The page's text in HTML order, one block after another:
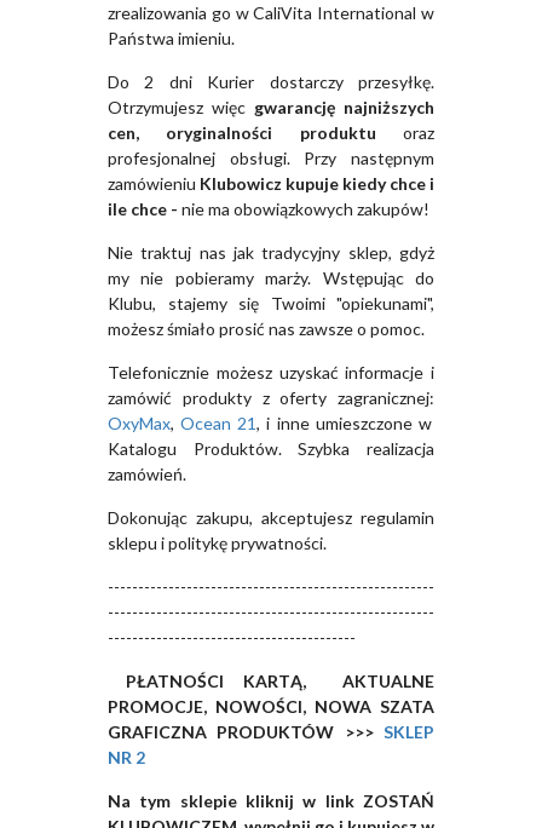
zrealizowania go w CaliVita International w
Państwa imieniu.
Do 2 dni Kurier dostarczy przesyłkę.
Otrzymujesz więc gwarancję najniższych
cen, oryginalności produktu oraz
profesjonalnej obsługi. Przy następnym
zamówieniu Klubowicz kupuje kiedy chce i
ile chce - nie ma obowiązkowych zakupów!
Nie traktuj nas jak tradycyjny sklep, gdyż
my nie pobieramy marży. Wstępując do
Klubu, stajemy się Twoimi "opiekunami",
możesz śmiało prosić nas zawsze o pomoc.
Telefonicznie możesz uzyskać informacje i
zamówić produkty z oferty zagranicznej:
OxyMax,Ocean 21, i inne umieszczone w
Katalogu Produktów. Szybka realizacja
zamówień.
Dokonując zakupu, akceptujesz regulamin
sklepu i politykę prywatności.
------------------------------------------------------
------------------------------------------------------
-----------------------------------------
PŁATNOŚCI KARTĄ, AKTUALNE
PROMOCJE, NOWOŚCI, NOWA SZATA
GRAFICZNA PRODUKTÓW >>>SKLEP
NR 2
Na tym sklepie kliknij w link ZOSTAŃ